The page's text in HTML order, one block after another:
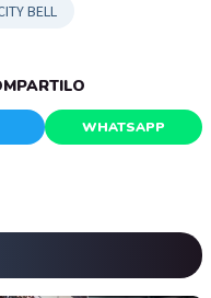
BELL
WHATSAPP